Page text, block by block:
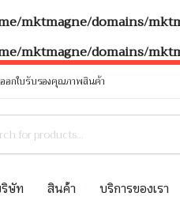
mktmagne/domains/
mktmagne/domains/
อกใบรับรองคุณภาพสินค้า
ษัท สินค้า บริการของเรา